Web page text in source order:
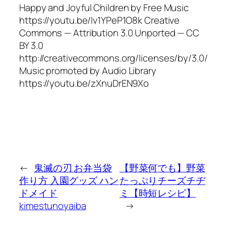
Happy and Joyful Children by Free Music
https://youtu.be/lv1YPeP1O8k Creative
Commons — Attribution 3.0 Unported — CC
BY 3.0
http://creativecommons.org/licenses/by/3.0/
Music promoted by Audio Library
https://youtu.be/zXnuDrEN9Xo
←
鬼滅の刃 お弁当袋
作り方 入園グッズ ハン
ドメイド
kimestunoyaiba
【野菜何でも】野菜
たっぷりチーズチヂ
ミ【時短レシピ】
→